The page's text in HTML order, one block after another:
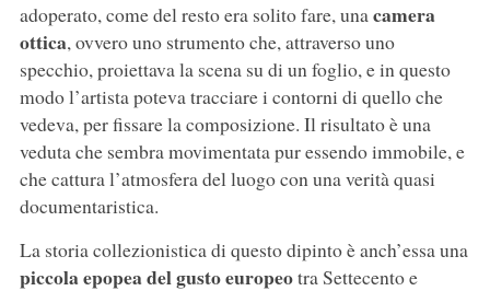
adoperato, come del resto era solito fare, unacamera
ottica, ovvero uno strumento che, attraverso uno
specchio, proiettava la scena su di un foglio, e in questo
modo l’artista poteva tracciare i contorni di quello che
vedeva, per fissare la composizione. Il risultato è una
veduta che sembra movimentata pur essendo immobile, e
che cattura l’atmosfera del luogo con una verità quasi
documentaristica.
La storia collezionistica di questo dipinto è anch’essa una
piccola epopea del gusto europeotra Settecento e